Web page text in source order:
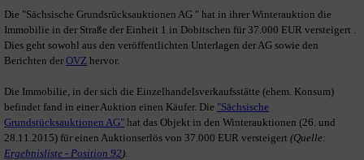
Die "Sächsische Grundsrücksauktionen AG " hat in ihrer Winterauktion die
Immobilie in der Straße der Einheit 1 in Dobitschen für 37.000 EUR versteigert .
Dies geht sowohl aus den veröffentlichten Unterlagen der AG sowie den
Berichten der OVZ hervor.
Die Immobilie, in der sich die Einzelhandelsverkaufsstätte (ehem. Konsum)
befindet fand in einer Auktion einen Käufer. Die "Sächsische
Grundstücksauktionen AG" hat das Objekt in den Winterauktionen (26. und
28.11.2015) für einen Auktionserlös von 37.000 EUR versteigert (Quelle:
Ergebnisliste - Position 92).